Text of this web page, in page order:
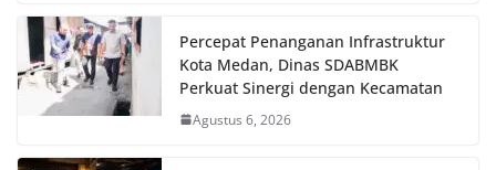
Percepat Penanganan Infrastruktur
Kota Medan, Dinas SDABMBK
Perkuat Sinergi dengan Kecamatan
Agustus 6, 2026